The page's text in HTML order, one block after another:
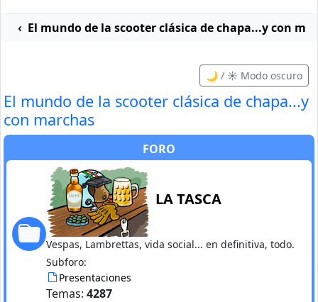
El mundo de la scooter clásica de chapa...y con
🌙 / ☀️ Modo oscuro
El mundo de la scooter clásica de chapa...y
con marchas
FORO
LA TASCA
Vespas, Lambrettas, vida social... en definitiva, todo.
Subforo:
Presentaciones
Temas: 4287